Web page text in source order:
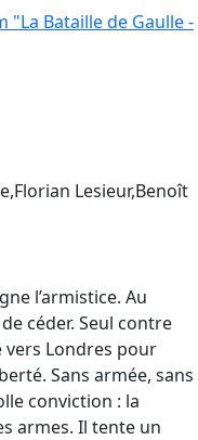
"La Bataille de Gaulle -
Lesieur,Benoît
l’armistice. Au
céder. Seul contre
vers Londres pour
Sans armée, sans
conviction : la
armes. Il tente un